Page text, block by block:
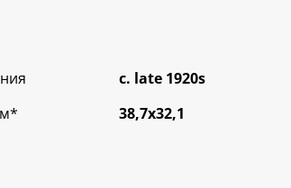
c. late 1920s
*
38,7х32,1